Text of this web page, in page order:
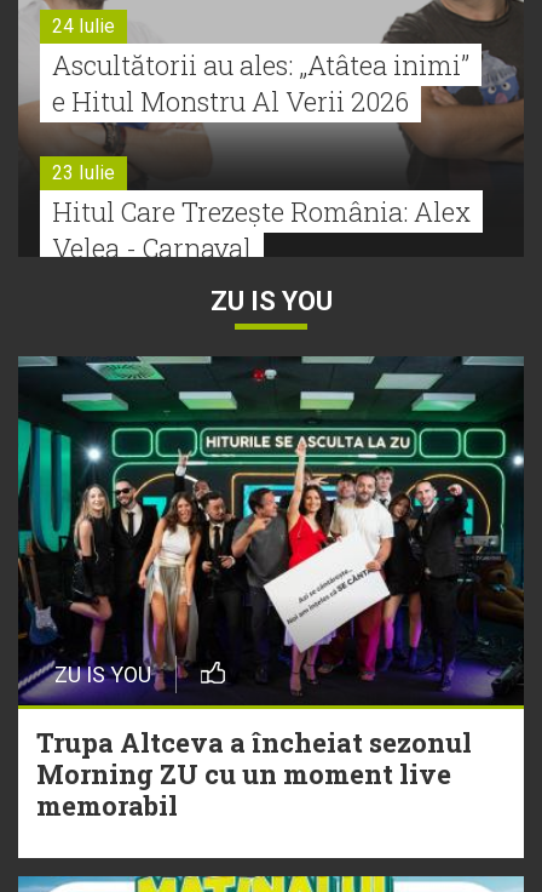
24 Iulie
Ascultătorii au ales: „Atâtea inimi”
e Hitul Monstru Al Verii 2026
23 Iulie
Hitul Care Trezește România: Alex
Velea - Carnaval
Bătălie strânsă la Hitul Monstru Al
Verii: Cabron versus Faydee
21 Iulie
Dă volumul mai tare! Cabron vine
cu Hitul Monstru al Verii
20 Iulie
Episod nou | Muzica Aia x DJ
Christian Thomson
20 Iulie
Torpedoul lui Morar: Theo Rose -
ZU IS YOU
ZU IS YOU
Trupa Altceva a încheiat sezonul
Morning ZU cu un moment live
memorabil